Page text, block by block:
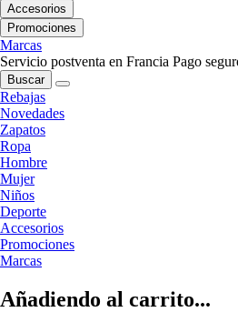
Accesorios
Promociones
Marcas
Servicio postventa en Francia Pago
Buscar
Rebajas
Novedades
Zapatos
Ropa
Hombre
Mujer
Niños
Deporte
Accesorios
Promociones
Marcas
Añadiendo al carrito...